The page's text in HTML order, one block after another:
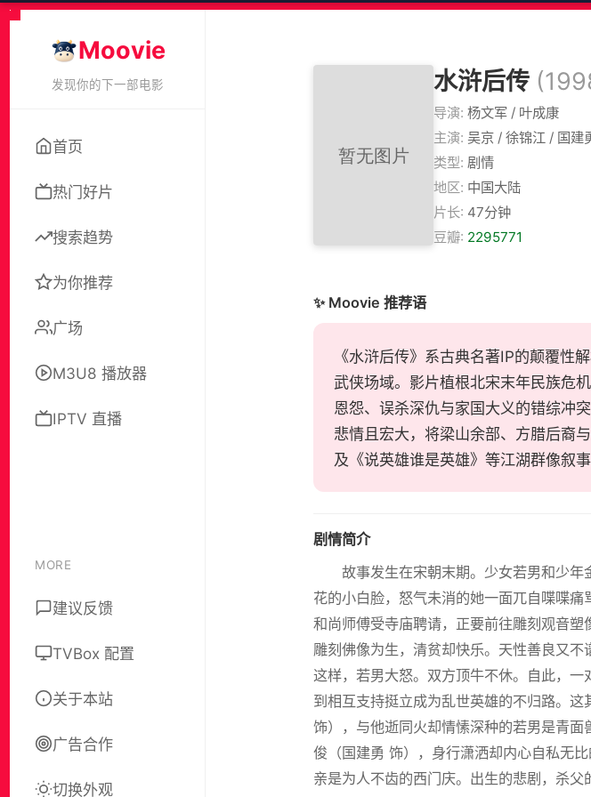
Moovie
发现你的下一部电影
首页
热门好片
搜索趋势
为你推荐
广场
M3U8 播放器
IPTV 直播
MORE
建议反馈
TVBox 配置
关于本站
广告合作
切换外观
水浒后传
导演: 杨文军 / 叶成康
主演: 吴京 / 徐锦江 / 国建
类型: 剧情
地区: 中国大陆
片长: 47分钟
豆瓣: 2295771
✨ Moovie 推荐语
《水浒后传》系古典名著IP的颠覆性
武侠场域。影片植根北宋末年民族危
恩怨、误杀深仇与家国大义的错综冲
悲情且宏大，将梁山余部、方腊后裔
及《说英雄谁是英雄》等江湖群像叙事
剧情简介
故事发生在宋朝末期。少女若男和少
花的小白脸，怒气未消的她一面兀自喋喋
和尚师傅受寺庙聘请，正要前往雕刻观音
雕刻佛像为生，清贫却快乐。天性善良又
这样，若男大怒。双方顶牛不休。自此，一
到相互支持挺立成为乱世英雄的不归路。
饰），与他逝同火却情愫深种的若男是青
俊（国建勇 饰），身行潇洒却内心自私无
亲是为人不齿的西门庆。出生的悲剧，杀